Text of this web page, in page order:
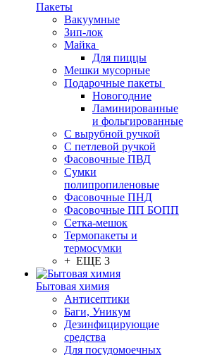
Пакеты
Вакуумные
Зип-лок
Майка
Для пиццы
Мешки мусорные
Подарочные пакеты
Новогодние
Ламинированные
и фольгированные
С вырубной ручкой
С петлевой ручкой
Фасовочные ПВД
Сумки
полипропиленовые
Фасовочные ПНД
Фасовочные ПП БОПП
Сетка-мешок
Термопакеты и
термосумки
+ ЕЩЕ 3
Бытовая химия
Антисептики
Баги, Уникум
Дезинфицирующие
средства
Для посудомоечных